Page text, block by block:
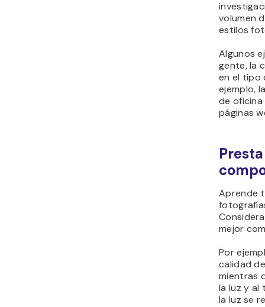
volumen
estilos
Algunos
gente, la
en el tipo
ejemplo,
de oficina
páginas
Aprende
mejor
Por
calidad
mientras
la luz y al
la luz se